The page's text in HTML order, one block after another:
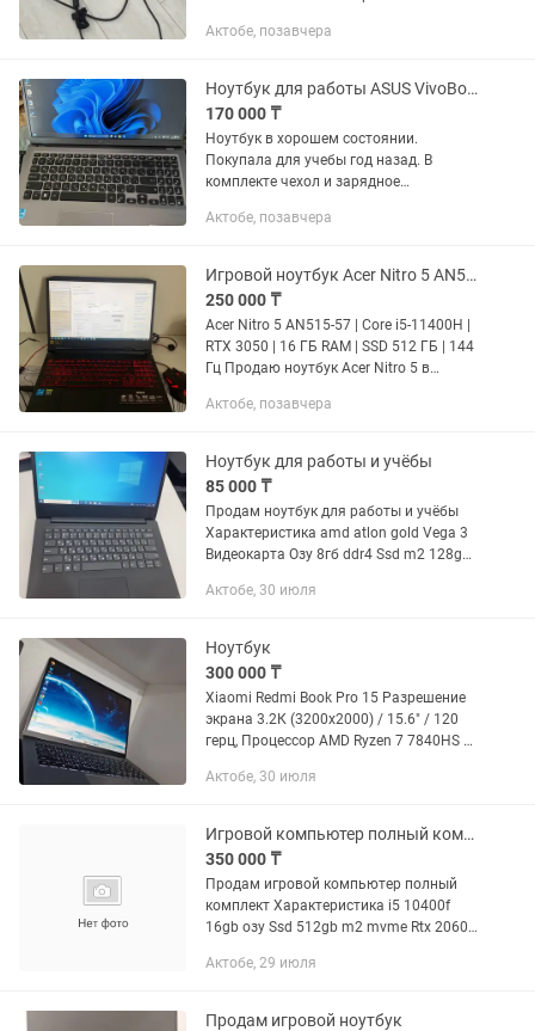
тяжелым 3D-моделированием,
Основные...
Актобе, позавчера
Ноутбук для работы ASUS VivoBook 15 Core 13-1115G4 8GB 256GB
170 000 ₸
Ноутбук в хорошем состоянии.
Покупала для учебы год назад. В
комплекте чехол и зарядное
X515F для рабочих задач и учебы •
программы...
Актобе, позавчера
Игровой ноутбук Acer Nitro 5 AN515-57
250 000 ₸
Acer Nitro 5 AN515-57 | Core i5-11400H |
RTX 3050 | 16 ГБ RAM | SSD 512 ГБ | 144
Гц Продаю ноутбук Acer Nitro 5 в
нареканий, полностью исправен.
Актобе, позавчера
Ноутбук для работы и учёбы
85 000 ₸
Продам ноутбук для работы и учёбы
Характеристика amd atlon gold Vega 3
Видеокарта Озу 8гб ddr4 Ssd m2 128gb
ворд Состояние отличное батарейка
Актобе, 30 июля
Ноутбук
300 000 ₸
Xiaomi Redmi Book Pro 15 Разрешение
экрана 3.2К (3200x2000) / 15.6" / 120
герц, Процессор AMD Ryzen 7 7840HS 8
Оперативная память 16 ГБ DDR5 6400
Актобе, 30 июля
Игровой компьютер полный комплект
350 000 ₸
Продам игровой компьютер полный
комплект Характеристика i5 10400f
16gb озу Ssd 512gb m2 mvme Rtx 2060
Samsung g3 144герц
Актобе, 29 июля
Продам игровой ноутбук